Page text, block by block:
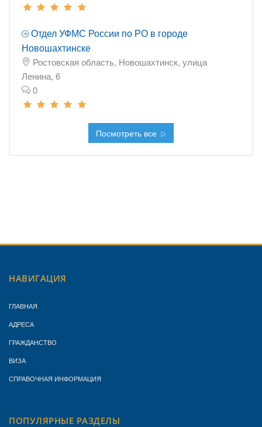
Отдел УФМС России по РО в городе
Новошахтинске
Ростовская область, Новошахтинск, улица
Ленина, 6
0
Посмотреть все
НАВИГАЦИЯ
ГЛАВНАЯ
АДРЕСА
ГРАЖДАНСТВО
ВИЗА
СПРАВОЧНАЯ ИНФОРМАЦИЯ
ПОПУЛЯРНЫЕ РАЗДЕЛЫ